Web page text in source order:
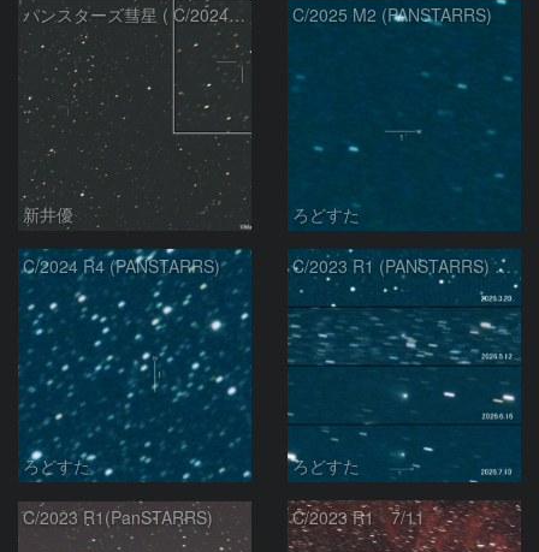
パンスターズ彗星 ( C/2024R4 )：2026/07/27
新井優
C/2025 M2 (PANSTARRS)
ろどすた
C/2024 R4 (PANSTARRS)
ろどすた
C/2023 R1 (PANSTARRS) の変化
ろどすた
C/2023 R1(PanSTARRS) C/2023 R1 7/11